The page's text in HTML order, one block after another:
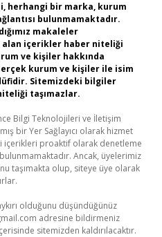
herhangi bir marka, kurum
bulunmamaktadır.
makaleler
alan içerikler haber niteliği
ve kişiler hakkında
kurum ve kişiler ile isim
Sitemizdeki bilgiler
taşımazlar.
Bilgi Teknolojileri ve İletişim
bir Yer Sağlayıcı olarak hizmet
içerikleri proaktif olarak denetleme
Ancak, üyelerimiz
taşımakta olup, siteye üye olarak
olduğunu düşündüğünüz
adresine bildirmeniz
sitemizden kaldırılacaktır.